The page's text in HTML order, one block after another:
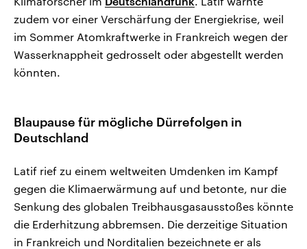
zudem vor einer Verschärfung der Energiekrise, weil
im Sommer Atomkraftwerke in Frankreich wegen der
Wasserknappheit gedrosselt oder abgestellt werden
könnten.
Blaupause für mögliche Dürrefolgen in
Deutschland
Latif rief zu einem weltweiten Umdenken im Kampf
gegen die Klimaerwärmung auf und betonte, nur die
Senkung des globalen Treibhausgasausstoßes könnte
die Erderhitzung abbremsen. Die derzeitige Situation
in Frankreich und Norditalien bezeichnete er als